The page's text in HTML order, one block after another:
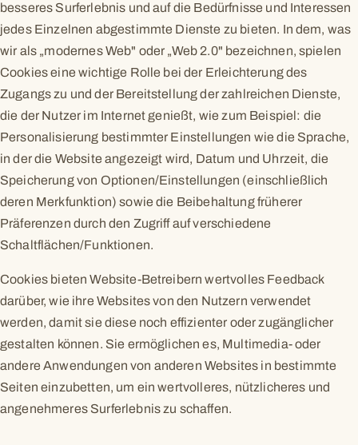
besseres Surferlebnis und auf die Bedürfnisse und Interessen
jedes Einzelnen abgestimmte Dienste zu bieten. In dem, was
wir als „modernes Web" oder „Web 2.0" bezeichnen, spielen
Cookies eine wichtige Rolle bei der Erleichterung des
Zugangs zu und der Bereitstellung der zahlreichen Dienste,
die der Nutzer im Internet genießt, wie zum Beispiel: die
Personalisierung bestimmter Einstellungen wie die Sprache,
in der die Website angezeigt wird, Datum und Uhrzeit, die
Speicherung von Optionen/Einstellungen (einschließlich
deren Merkfunktion) sowie die Beibehaltung früherer
Präferenzen durch den Zugriff auf verschiedene
Schaltflächen/Funktionen.
Cookies bieten Website-Betreibern wertvolles Feedback
darüber, wie ihre Websites von den Nutzern verwendet
werden, damit sie diese noch effizienter oder zugänglicher
gestalten können. Sie ermöglichen es, Multimedia- oder
andere Anwendungen von anderen Websites in bestimmte
Seiten einzubetten, um ein wertvolleres, nützlicheres und
angenehmeres Surferlebnis zu schaffen.